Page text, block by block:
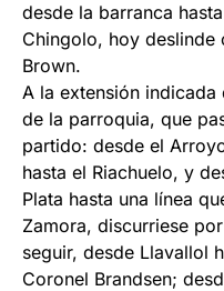
desde la barranca
Chingolo, hoy
Brown.
A la extensión
de la parroquia, que
partido: desde el
hasta el Riachuelo, y
Plata hasta una línea
Zamora, discurrie­se
seguir, desde Llavallol
Coronel Brandsen;